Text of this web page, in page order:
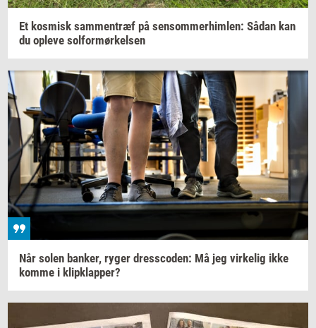
Et kos­misk sam­men­træf på sen­som­mer­him­len: Sådan kan
du op­le­ve sol­for­mør­kel­sen
Når solen ban­ker, ryger dres­sco­den: Må jeg vir­ke­lig ikke
komme i klipklap­per?